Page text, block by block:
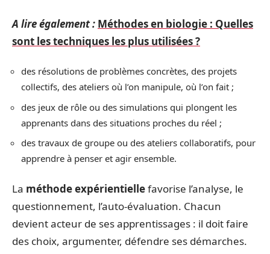
A lire également : Méthodes en biologie : Quelles
sont les techniques les plus utilisées ?
des résolutions de problèmes concrètes, des projets
collectifs, des ateliers où l’on manipule, où l’on fait ;
des jeux de rôle ou des simulations qui plongent les
apprenants dans des situations proches du réel ;
des travaux de groupe ou des ateliers collaboratifs, pour
apprendre à penser et agir ensemble.
La méthode expérientiellefavorise l’analyse, le
questionnement, l’auto-évaluation. Chacun
devient acteur de ses apprentissages : il doit faire
des choix, argumenter, défendre ses démarches.